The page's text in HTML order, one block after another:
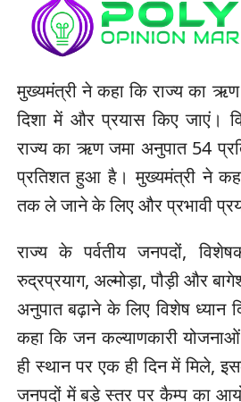
मुख्यमंत्री ने कहा कि राज्य का
दिशा में और प्रयास किए जाएं।
राज्य का ऋण जमा अनुपात 54
प्रतिशत हुआ है। मुख्यमंत्री ने
तक ले जाने के लिए और प्रभावी
राज्य के पर्वतीय जनपदों,
रुद्रप्रयाग, अल्मोड़ा, पौड़ी और
अनुपात बढ़ाने के लिए विशेष ध्यान
कहा कि जन कल्याणकारी
ही स्थान पर एक ही दिन में मिले,
जनपदों में बड़े स्तर पर कैम्प का